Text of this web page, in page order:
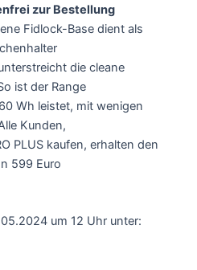
zur Bestellung
Fidlock-Base dient als
die cleane
ist der Range
Wh leistet, mit wenigen
Kunden,
PLUS kaufen, erhalten den
599 Euro
um 12 Uhr unter: